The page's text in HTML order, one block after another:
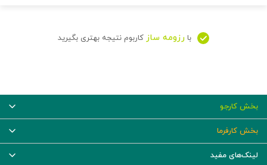
با رزومه ساز کاربوم نتیجه بهتری بگیرید
بخش کارجو
بخش کارفرما
لینک‌های مفید